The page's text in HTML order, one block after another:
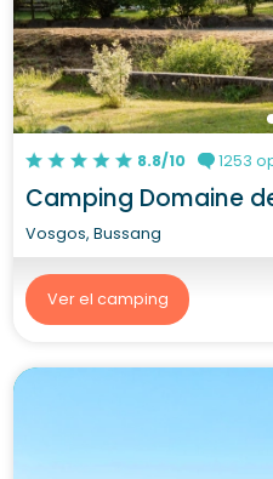
8.8/10 1253
Camping Domaine
Vosgos, Bussang
Ver el camping